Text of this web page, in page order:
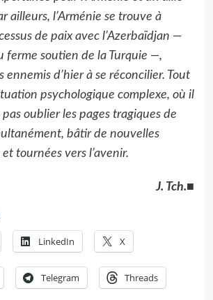
ailleurs, l’Arménie se trouve à
de paix avec l’Azerbaïdjan —
ferme soutien de la Turquie —,
d’hier à se réconcilier. Tout
psychologique complexe, où il
oublier les pages tragiques de
bâtir de nouvelles
tournées vers l’avenir.
J. Tch.■
LinkedIn X
Telegram Threads